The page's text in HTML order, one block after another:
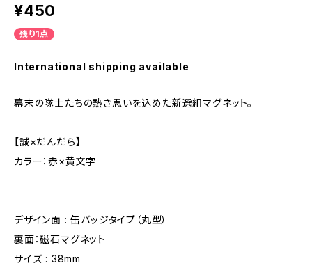
¥450
残り1点
International shipping available
幕末の隊士たちの熱き思いを込めた新選組マグネット。
【誠×だんだら】
カラー：赤×黄文字
デザイン面 : 缶バッジタイプ（丸型）
裏面：磁石マグネット
サイズ : 38mm